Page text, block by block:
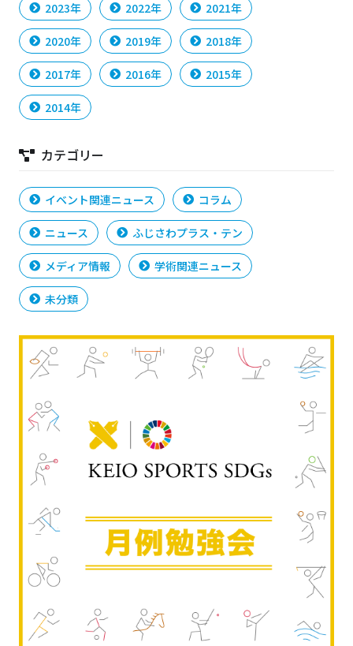
2023年 2022年 2021年
2020年 2019年 2018年
2017年 2016年 2015年
2014年
カテゴリー
イベント関連ニュース コラム
ニュース ふじさわプラス・テン
メディア情報 学術関連ニュース
未分類